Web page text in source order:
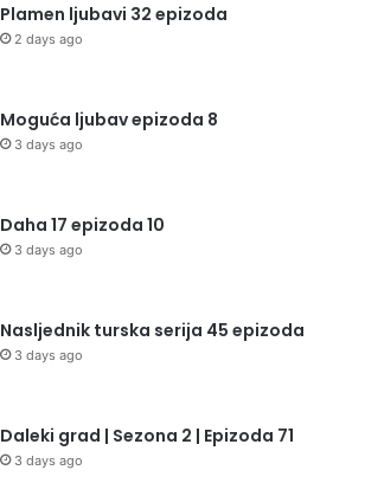
Plamen ljubavi 32 epizoda
2 days ago
Moguća ljubav epizoda 8
3 days ago
Daha 17 epizoda 10
3 days ago
Nasljednik turska serija 45 epizoda
3 days ago
Daleki grad | Sezona 2 | Epizoda 71
3 days ago